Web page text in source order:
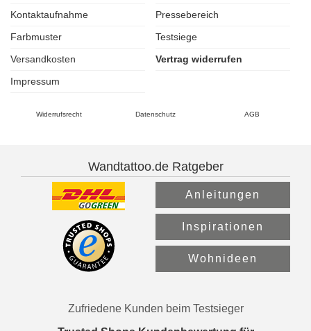
Kontaktaufnahme
Pressebereich
Farbmuster
Testsiege
Versandkosten
Vertrag widerrufen
Impressum
Widerrufsrecht Datenschutz AGB
Wandtattoo.de Ratgeber
Anleitungen
Inspirationen
Wohnideen
Zufriedene Kunden beim Testsieger